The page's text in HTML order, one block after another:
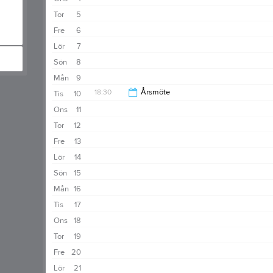
5
Tor
6
Fre
7
Lör
8
Sön
9
Mån
10
Tis 18:30 Årsmöte
11
Ons
12
Tor
13
Fre
14
Lör
15
Sön
16
Mån
17
Tis
18
Ons
19
Tor
20
Fre
21
Lör